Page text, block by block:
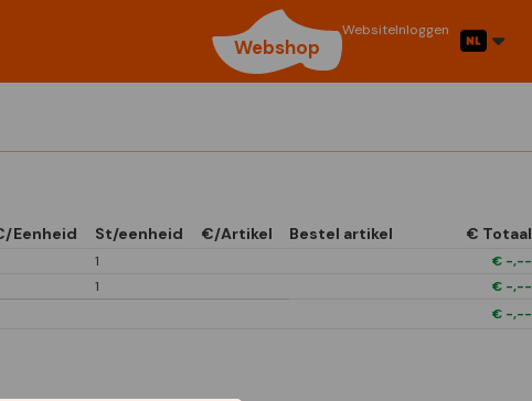
Webshop
WebsiteInloggen
Eenheid St/eenheid €/Artikel Bestel artikel € Totaal
1 € -,--
1 € -,--
€ -,--